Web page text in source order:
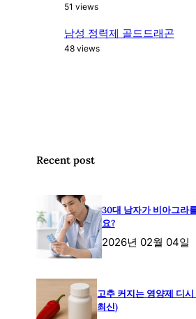
51 views
남성 정력제 골드드래곤
48 views
Recent post
30대 남자가 비아그라
요?
2026년 02월 04일
고추 커지는 영양제 디
최신)